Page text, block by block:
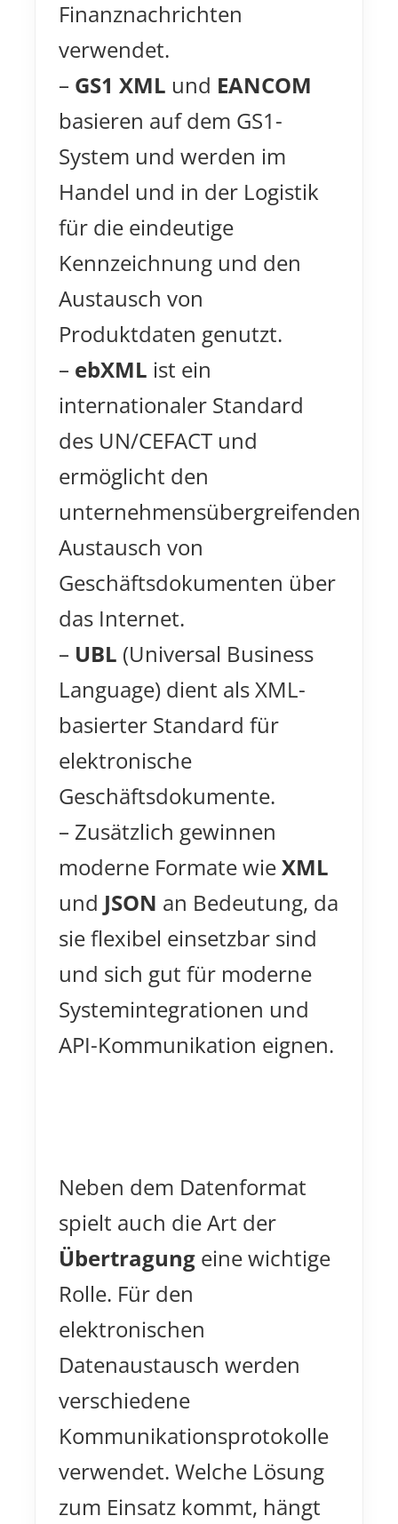
Finanznachrichten
verwendet.
– GS1 XML und EANCOM
basieren auf dem GS1-
System und werden im
Handel und in der Logistik
für die eindeutige
Kennzeichnung und den
Austausch von
Produktdaten genutzt.
– ebXML ist ein
internationaler Standard
des UN/CEFACT und
ermöglicht den
unternehmensübergreifenden
Austausch von
Geschäftsdokumenten über
das Internet.
– UBL (Universal Business
Language) dient als XML-
basierter Standard für
elektronische
Geschäftsdokumente.
– Zusätzlich gewinnen
moderne Formate wieXML
und JSON an Bedeutung, da
sie flexibel einsetzbar sind
und sich gut für moderne
Systemintegrationen und
API-Kommunikation eignen.
Neben dem Datenformat
spielt auch die Art der
Übertragung eine wichtige
Rolle. Für den
elektronischen
Datenaustausch werden
verschiedene
Kommunikationsprotokolle
verwendet. Welche Lösung
zum Einsatz kommt, hängt